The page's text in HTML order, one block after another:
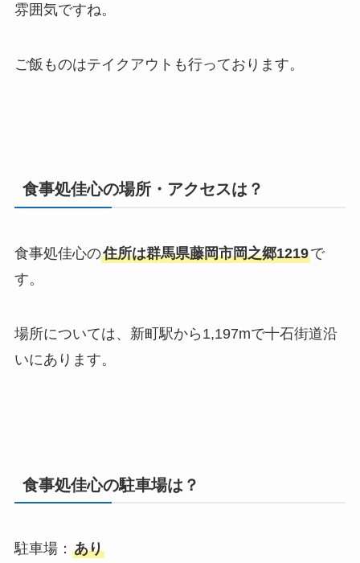
雰囲気ですね。
ご飯ものはテイクアウトも行っております。
食事処佳心の場所・アクセスは？
食事処佳心の住所は群馬県藤岡市岡之郷1219で
す。
場所については、 新町駅から1,197mで十石街道沿
いにあります。
食事処佳心の駐車場は？
駐車場： あり